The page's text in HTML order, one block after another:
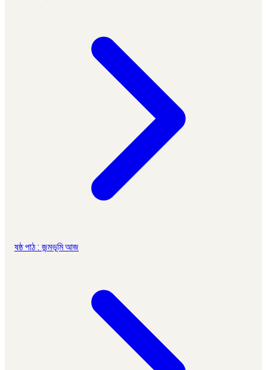
ষষ্ঠ পাঠ : জন্মভূমি আজ